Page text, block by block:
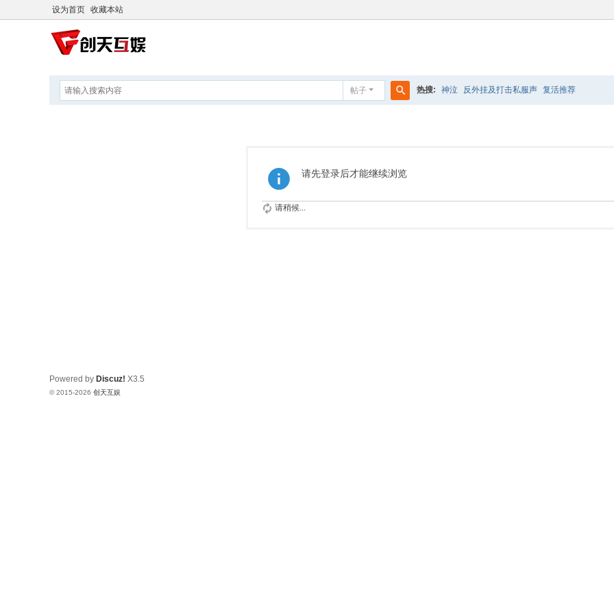
设为首页 收藏本站
帖子 热搜: 神泣 反外挂及打击私服声 复活推荐
请先登录后才能继续浏览
请稍候...
Powered by Discuz! X3.5
© 2015-2026 创天互娱